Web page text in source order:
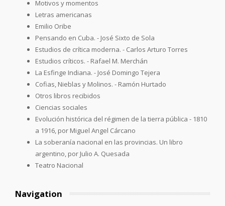
Motivos y momentos
Letras americanas
Emilio Oribe
Pensando en Cuba. - José Sixto de Sola
Estudios de crítica moderna. - Carlos Arturo Torres
Estudios críticos. - Rafael M. Merchán
La Esfinge Indiana. - José Domingo Tejera
Cofias, Nieblas y Molinos. - Ramón Hurtado
Otros libros recibidos
Ciencias sociales
Evolución histórica del régimen de la tierra pública - 1810
a 1916, por Miguel Angel Cárcano
La soberanía nacional en las provincias. Un libro
argentino, por Julio A. Quesada
Teatro Nacional
Navigation